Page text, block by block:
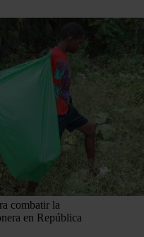
combatir la
en República